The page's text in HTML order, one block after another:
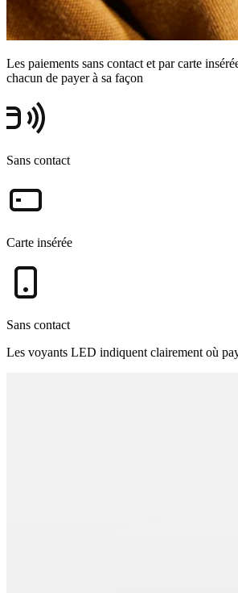
Les paiements sans contact et par carte
chacun de payer à sa façon
Sans contact
Carte insérée
Sans contact
Les voyants LED indiquent clairement où